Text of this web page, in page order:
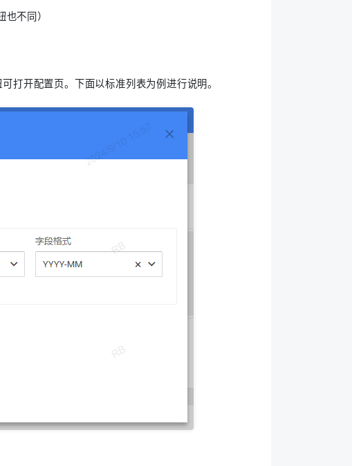
不同）
打开配置页。下面以标准列表为例进行说明。